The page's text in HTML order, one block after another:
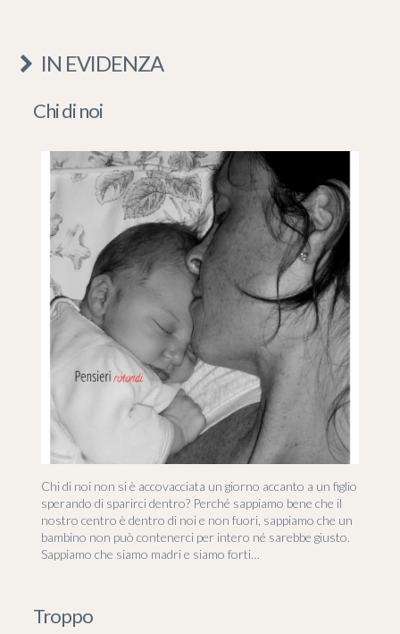
IN EVIDENZA
Chi di noi
Chi di noi non si è accovacciata un giorno accanto a un figlio
sperando di sparirci dentro? Perché sappiamo bene che il
nostro centro è dentro di noi e non fuori, sappiamo che un
bambino non può contenerci per intero né sarebbe giusto.
Sappiamo che siamo madri e siamo forti…
Troppo